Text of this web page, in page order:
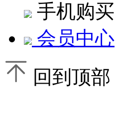
手机购买
会员中心
回到顶部